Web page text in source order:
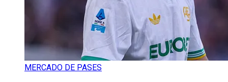
MERCADO DE PASES